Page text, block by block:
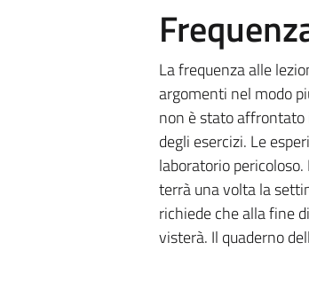
La frequenza alle
argomenti nel modo
non è stato
degli esercizi. Le
laboratorio
terrà una volta la
richiede che alla fine
visterà. Il quaderno